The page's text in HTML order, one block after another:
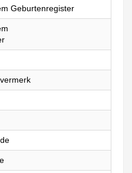
Geburtenregister